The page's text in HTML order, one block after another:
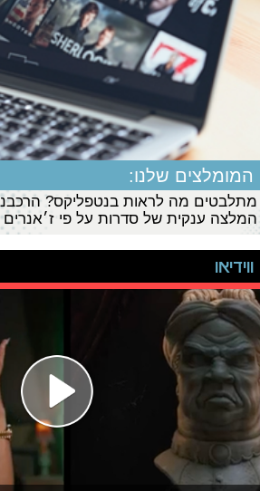
המומלצים שלנו:
מתלבטים מה לראות בנטפליקס?
המלצה ענקית של סדרות על פי
ווידיאו